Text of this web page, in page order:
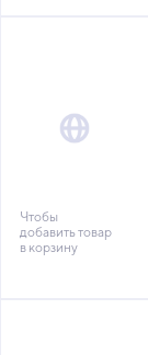
Чтобы
добавить товар
в корзину